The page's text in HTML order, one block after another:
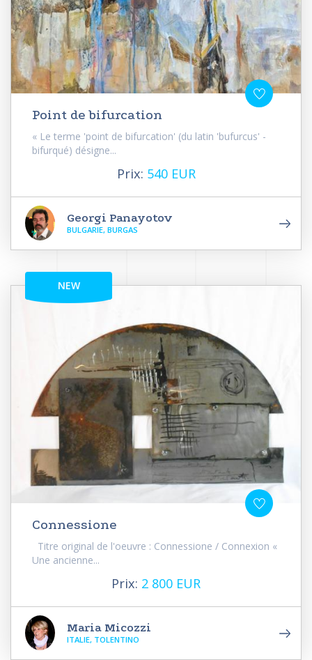
Point de bifurcation
« Le terme 'point de bifurcation' (du latin 'bufurcus' -
bifurqué) désigne...
Prix: 540 EUR
Georgi Panayotov
BULGARIE, BURGAS
NEW
Connessione
Titre original de l'oeuvre : Connessione / Connexion «
Une ancienne...
Prix: 2 800 EUR
Maria Micozzi
ITALIE, TOLENTINO